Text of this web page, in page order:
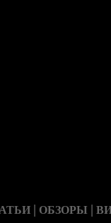
| ОБЗОРЫ |